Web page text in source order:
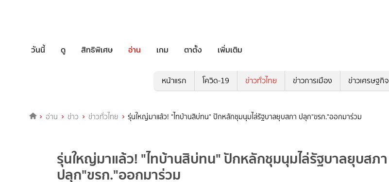
วันนี้ ดู สิทธิพิเศษ อ่าน เกม ตาตั้ง เพิ่มเติม
หน้าแรก โควิด-19 ข่าวทั่วไทย ข่าวการเมือง ข่าวเศรษฐกิจ
อ่าน ข่าว ข่าวทั่วไทย รุ่นใหญ่มาแล้ว! "ไทบ้านสิบ่ทน" ปักหลักชุมนุมไล่รัฐบาลยุบสภา ปลุก"ขรก."ออกมาร่วม
รุ่นใหญ่มาแล้ว! "ไทบ้านสิบ่ทน" ปักหลักชุมนุมไล่รัฐบาลยุบสภา
ปลุก"ขรก."ออกมาร่วม